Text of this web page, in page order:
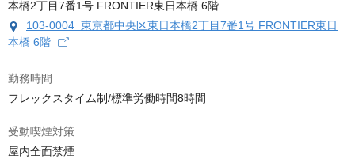
103-0004 東京都中央区東日本橋2丁目7番1号 FRONTIER東日
本橋 6階
勤務時間
フレックスタイム制/標準労働時間8時間
受動喫煙対策
屋内全面禁煙